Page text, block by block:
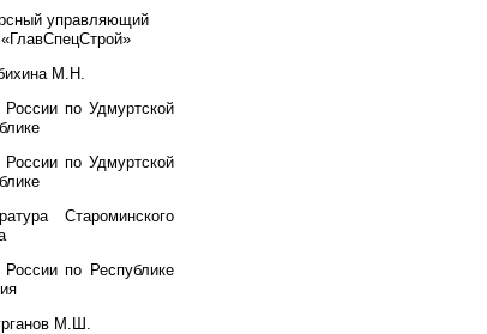
управляющий
М.Н.
по Удмуртской
по Удмуртской
Староминского
по Республике
М.Ш.